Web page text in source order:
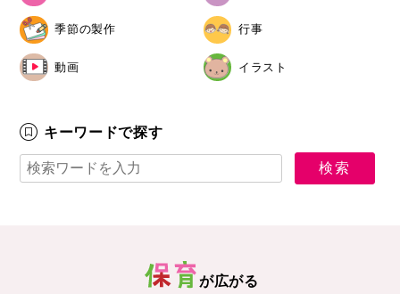
季節の製作 行事
動画 イラスト
キーワードで探す
が広がる